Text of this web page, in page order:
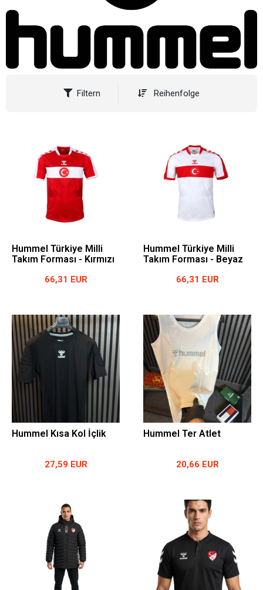
Filtern Reihenfolge
Hummel Türkiye Milli
Takım Forması - Kırmızı
66,31 EUR
Hummel Türkiye Milli
Takım Forması - Beyaz
66,31 EUR
Hummel Kısa Kol İçlik
27,59 EUR
Hummel Ter Atlet
20,66 EUR